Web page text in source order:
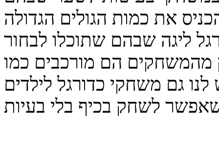
את כמות הגולים הגדולה
ליגה שבהם שתוכלו לבחור
מהמשחקים הם מורכבים כמו
גם משחקי כדורגל לילדים